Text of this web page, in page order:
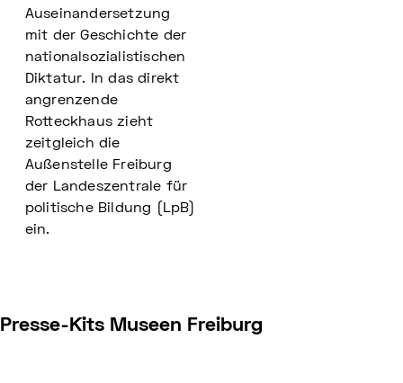
Auseinandersetzung
mit der Geschichte der
nationalsozialistischen
Diktatur. In das direkt
angrenzende
Rotteckhaus zieht
zeitgleich die
Außenstelle Freiburg
der Landeszentrale für
politische Bildung (LpB)
ein.
Presse-Kits Museen Freiburg